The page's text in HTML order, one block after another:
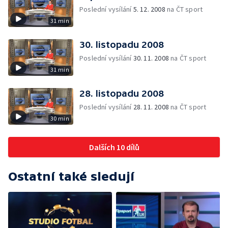
31 min
Poslední vysílání5. 12. 2008 na ČT sport
31 min
30. listopadu 2008
Poslední vysílání30. 11. 2008 na ČT sport
30 min
28. listopadu 2008
Poslední vysílání 28. 11. 2008 na ČT sport
Dalších 10 dílů
Ostatní také sledují